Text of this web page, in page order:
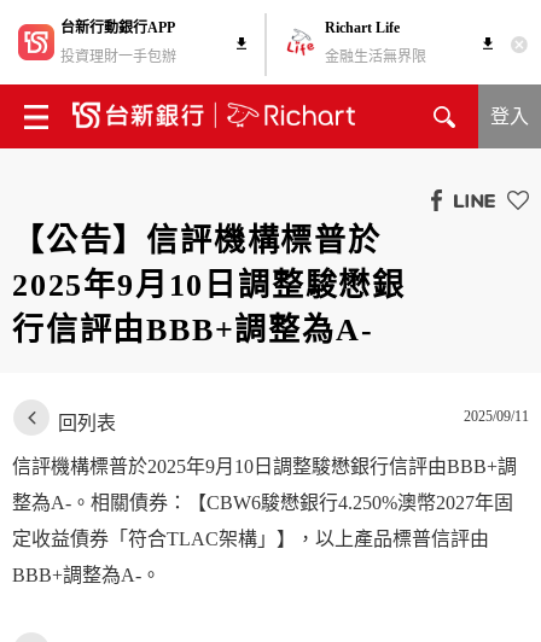
台新行動銀行APP
投資理財一手包辦
Richart Life
金融生活無界限
登入
【公告】信評機構標普於
2025年9月10日調整駿懋銀
行信評由BBB+調整為A-
回列表 2025/09/11
信評機構標普於2025年9月10日調整駿懋銀行信評由BBB+調
整為A-。相關債券：【CBW6駿懋銀行4.250%澳幣2027年固
定收益債券「符合TLAC架構」】，以上產品標普信評由
BBB+調整為A-。